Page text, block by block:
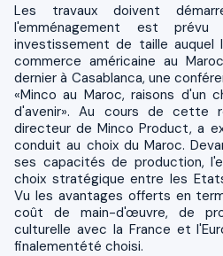
Les travaux doivent
l'emménagement est
investissement de taille auquel
commerce américaine au
dernier à Casablanca, une
«Minco au Maroc, raisons d'un
d'avenir». Au cours de cette
directeur de Minco Product, a
conduit au choix du Maroc.
ses capacités de production,
choix stratégique entre les
Vu les avantages offerts en
coût de main-d'œuvre, de
culturelle avec la France et
finalementété choisi.